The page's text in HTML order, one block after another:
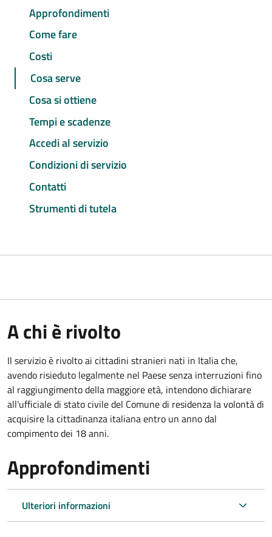
Approfondimenti
Come fare
Costi
Cosa serve
Cosa si ottiene
Tempi e scadenze
Accedi al servizio
Condizioni di servizio
Contatti
Strumenti di tutela
A chi è rivolto
Il servizio è rivolto ai cittadini stranieri nati in Italia che,
avendo risieduto legalmente nel Paese senza interruzioni fino
al raggiungimento della maggiore età, intendono dichiarare
all'ufficiale di stato civile del Comune di residenza la volontà di
acquisire la cittadinanza italiana entro un anno dal
compimento dei 18 anni.
Approfondimenti
Ulteriori informazioni